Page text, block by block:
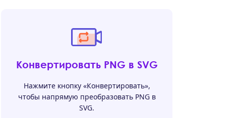
Конвертировать PNG в SVG
Нажмите кнопку «Конвертировать»,
чтобы напрямую преобразовать PNG в
SVG.